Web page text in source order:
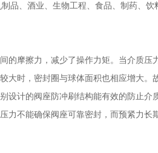
品、酒业、生物工程、食品、制药、饮
的摩擦力，减少了操作力矩。当介质压
大时，密封圈与球体面积也相应增大。
设计的阀座防冲刷结构能有效的防止介
力不能确保阀座可靠密封，而预紧力长